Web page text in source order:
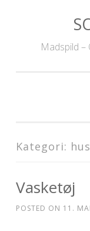
Skip to content
Madspild –
Kategori:
Vasketøj
POSTED ON 11.